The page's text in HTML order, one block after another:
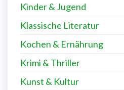
Kinder & Jugend
Klassische Literatur
Kochen & Ernährung
Krimi & Thriller
Kunst & Kultur